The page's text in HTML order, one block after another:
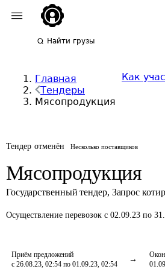
Найти грузы
Главная
Тендеры
Мясопродукция
Как
Тендер отменён Несколько поставщиков
Мясопродукция
Государственный тендер, Запрос
Осуществление перевозок с 02.09.23 по
Приём предложений
с 26.08.23, 02:54 по 01.09.23, 02:54